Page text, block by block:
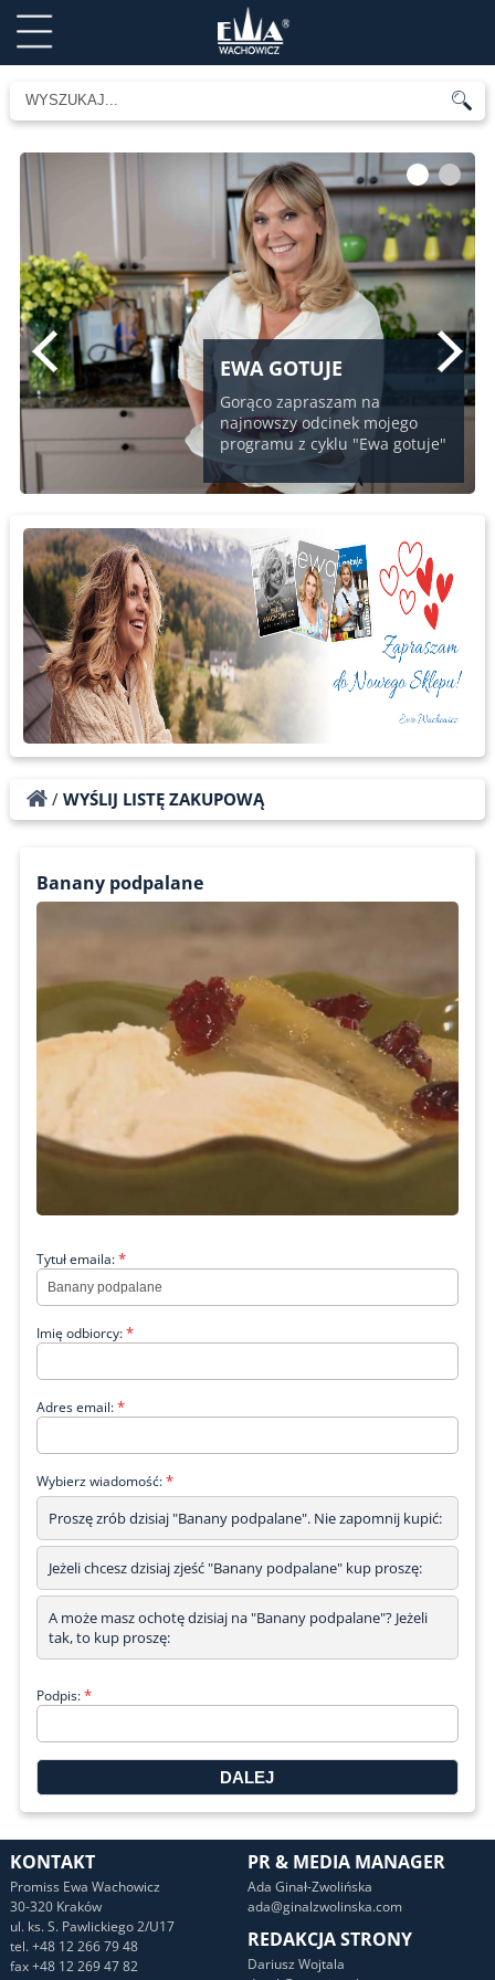
EWA GOTUJE
Gorąco zapraszam na
najnowszy odcinek mojego
programu z cyklu "Ewa gotuje"
1 2
/ WYŚLIJ LISTĘ ZAKUPOWĄ
Banany podpalane
Tytuł emaila:*
Imię odbiorcy:*
Adres email:*
Wybierz wiadomość:*
Proszę zrób dzisiaj "Banany podpalane". Nie zapomnij kupić:
Jeżeli chcesz dzisiaj zjeść "Banany podpalane" kup proszę:
A może masz ochotę dzisiaj na "Banany podpalane"? Jeżeli
tak, to kup proszę:
Podpis:*
KONTAKT
Promiss Ewa Wachowicz
30-320 Kraków
ul. ks. S. Pawlickiego 2/U17
tel. +48 12 266 79 48
fax +48 12 269 47 82
PR & MEDIA MANAGER
Ada Ginał-Zwolińska
ada@ginalzwolinska.com
REDAKCJA STRONY
Dariusz Wojtala